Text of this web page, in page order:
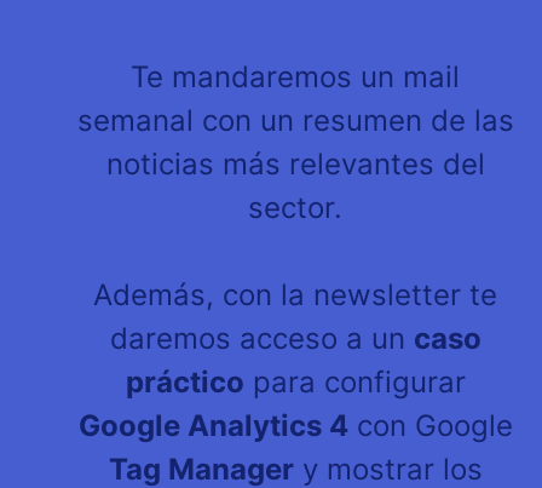
Te mandaremos un mail
semanal con un resumen de las
noticias más relevantes del
sector.
Además, con la newsletter te
daremos acceso a un caso
práctico para configurar
Google Analytics 4 con Google
Tag Managery mostrar los